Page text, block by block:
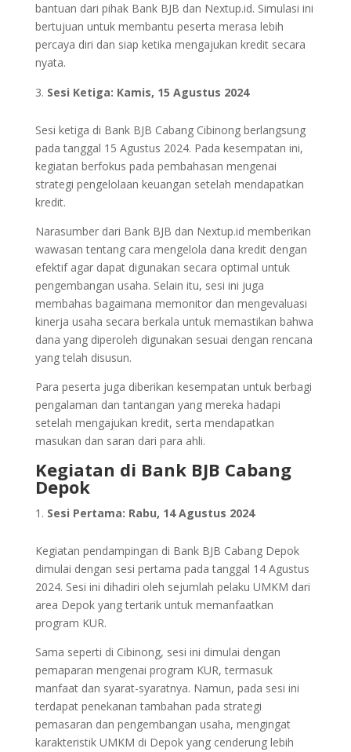
bantuan dari pihak Bank BJB dan Nextup.id. Simulasi ini
bertujuan untuk membantu peserta merasa lebih
percaya diri dan siap ketika mengajukan kredit secara
nyata.
Sesi Ketiga: Kamis, 15 Agustus 2024
Sesi ketiga di Bank BJB Cabang Cibinong berlangsung
pada tanggal 15 Agustus 2024. Pada kesempatan ini,
kegiatan berfokus pada pembahasan mengenai
strategi pengelolaan keuangan setelah mendapatkan
kredit.
Narasumber dari Bank BJB dan Nextup.id memberikan
wawasan tentang cara mengelola dana kredit dengan
efektif agar dapat digunakan secara optimal untuk
pengembangan usaha. Selain itu, sesi ini juga
membahas bagaimana memonitor dan mengevaluasi
kinerja usaha secara berkala untuk memastikan bahwa
dana yang diperoleh digunakan sesuai dengan rencana
yang telah disusun.
Para peserta juga diberikan kesempatan untuk berbagi
pengalaman dan tantangan yang mereka hadapi
setelah mengajukan kredit, serta mendapatkan
masukan dan saran dari para ahli.
Kegiatan di Bank BJB Cabang
Depok
Sesi Pertama: Rabu, 14 Agustus 2024
Kegiatan pendampingan di Bank BJB Cabang Depok
dimulai dengan sesi pertama pada tanggal 14 Agustus
2024. Sesi ini dihadiri oleh sejumlah pelaku UMKM dari
area Depok yang tertarik untuk memanfaatkan
program KUR.
Sama seperti di Cibinong, sesi ini dimulai dengan
pemaparan mengenai program KUR, termasuk
manfaat dan syarat-syaratnya. Namun, pada sesi ini
terdapat penekanan tambahan pada strategi
pemasaran dan pengembangan usaha, mengingat
karakteristik UMKM di Depok yang cenderung lebih